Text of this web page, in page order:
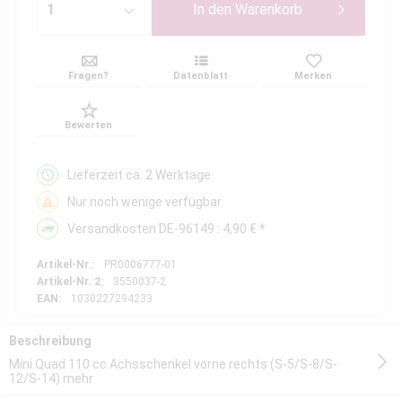
In den Warenkorb
Fragen? Datenblatt Merken
Bewerten
Lieferzeit ca. 2 Werktage
Nur noch wenige verfügbar
Versandkosten DE-96149 : 4,90 € *
Artikel-Nr.:
PR0006777-01
Artikel-Nr. 2:
3550037-2
EAN:
1030227294233
Beschreibung
Mini Quad 110 cc Achsschenkel vorne rechts (S-5/S-8/S-
12/S-14) mehr